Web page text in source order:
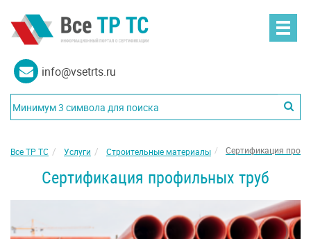
info@vsetrts.ru
Все ТР ТС Услуги Строительные материалы Сертификация
Сертификация профильных труб